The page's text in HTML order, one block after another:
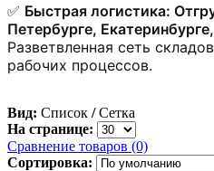
✅ Быстрая логистика:
Петербурге,
Разветвленная сеть
рабочих процессов.
Вид: Список / Сетка
На странице:
Сравнение товаров (0)
Сортировка: